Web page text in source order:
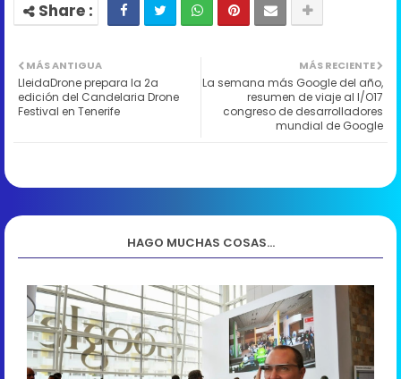
MÁS RECIENTE
La semana más Google del año,
resumen de viaje al I/O17
congreso de desarrolladores
mundial de Google
MÁS ANTIGUA
LleidaDrone prepara la 2a
edición del Candelaria Drone
Festival en Tenerife
HAGO MUCHAS COSAS...